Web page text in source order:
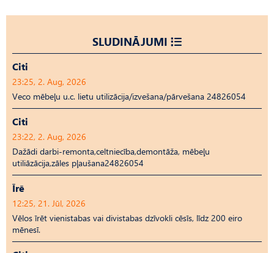
SLUDINĀJUMI
Citi
23:25, 2. Aug, 2026
Veco mēbeļu u.c. lietu utilizācija/izvešana/pārvešana 24826054
Citi
23:22, 2. Aug, 2026
Dažādi darbi-remonta,celtniecība,demontāža, mēbeļu
utiliāzācija,zāles pļaušana24826054
Īrē
12:25, 21. Jūl, 2026
Vēlos īrēt vienistabas vai divistabas dzīvokli cēsīs, līdz 200 eiro
mēnesī.